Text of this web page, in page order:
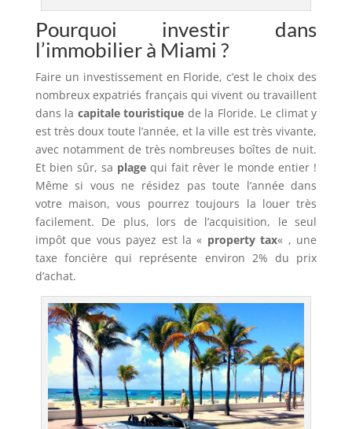
Pourquoi investir dans
l’immobilier à Miami ?
Faire un investissement en Floride, c’est le choix des
nombreux expatriés français qui vivent ou travaillent
dans la capitale touristique de la Floride. Le climat y
est très doux toute l’année, et la ville est très vivante,
avec notamment de très nombreuses boîtes de nuit.
Et bien sûr, sa plagequi fait rêver le monde entier !
Même si vous ne résidez pas toute l’année dans
votre maison, vous pourrez toujours la louer très
facilement. De plus, lors de l’acquisition, le seul
impôt que vous payez est la « property tax« , une
taxe foncière qui représente environ 2% du prix
d’achat.